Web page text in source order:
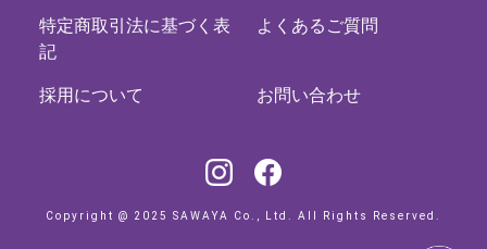
特定商取引法に基づく表
記
よくあるご質問
採用について お問い合わせ
Copyright @ 2025 SAWAYA Co., Ltd. All Rights Reserved.